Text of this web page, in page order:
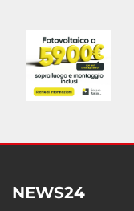
NEWS24